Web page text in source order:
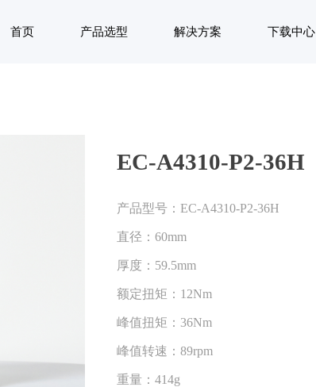
首页 产品选型 解决方案 下载中心
EC-A4310-P2-36H
产品型号：EC-A4310-P2-36H
直径：60mm
厚度：59.5mm
额定扭矩：12Nm
峰值扭矩：36Nm
峰值转速：89rpm
重量：414g